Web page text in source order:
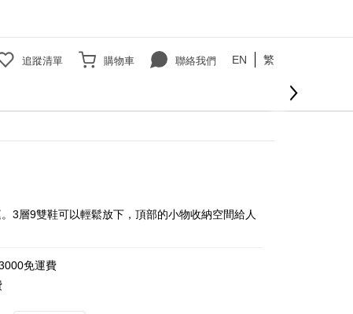
追蹤清單 購物車 聯絡我們 EN 繁
3層9雙鞋可以輕鬆放下，頂部的小物收納空間給人
免運費